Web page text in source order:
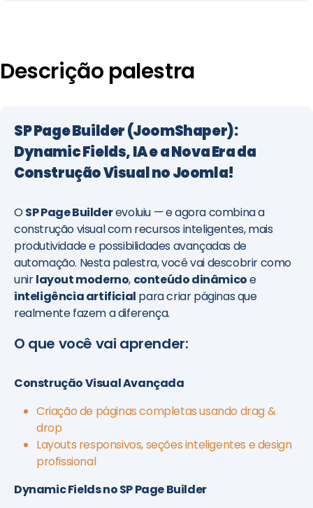
Descrição palestra
SP Page Builder (JoomShaper):
Dynamic Fields, IA e a Nova Era da
Construção Visual no Joomla!
OSP Page Builderevoluiu — e agora combina a
construção visual com recursos inteligentes, mais
produtividade e possibilidades avançadas de
automação. Nesta palestra, você vai descobrir como
unirlayout moderno, conteúdo dinâmicoe
inteligência artificial para criar páginas que
realmente fazem a diferença.
O que você vai aprender:
Construção Visual Avançada
Criação de páginas completas usando drag &
drop
Layouts responsivos, seções inteligentes e design
profissional
Dynamic Fields no SP Page Builder